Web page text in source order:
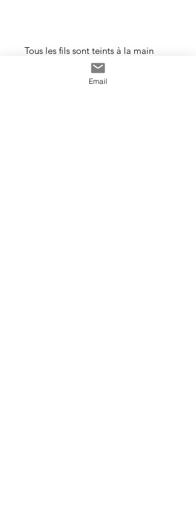
Tous les fils sont teints à la main
avec des teintures acides
professionnelles non toxiques. Tous
Email